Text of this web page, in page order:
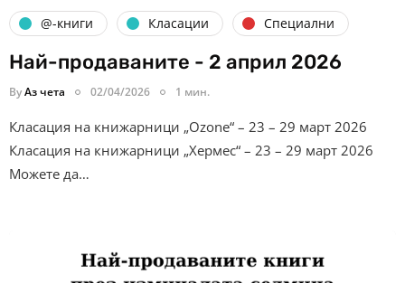
@-книги Класации Специални
Най-продаваните - 2 април 2026
ByАз чета 02/04/2026 1 мин.
Класация на книжарници „Ozone“ – 23 – 29 март 2026
Класация на книжарници „Хермес“ – 23 – 29 март 2026
Можете да…